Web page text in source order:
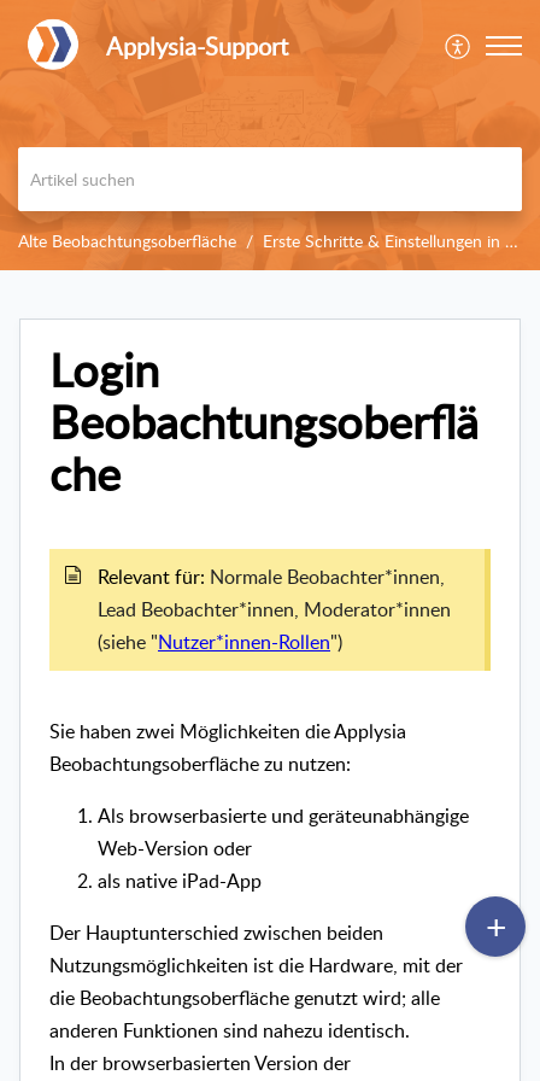
Applysia-Support
Alte Beobachtungsoberfläche Erste Schritte & Einstellungen in der Beobachtungsoberfläche
Login
Beobachtungsoberflä
che
Relevant für: Normale Beobachter*innen,
Lead Beobachter*innen, Moderator*innen
(siehe "Nutzer*innen-Rollen")
Sie haben zwei Möglichkeiten die Applysia
Beobachtungsoberfläche zu nutzen:
Als browserbasierte und geräteunabhängige
Web-Version oder
als native iPad-App
Der Hauptunterschied zwischen beiden
Nutzungsmöglichkeiten ist die Hardware, mit der
die Beobachtungsoberfläche genutzt wird; alle
anderen Funktionen sind nahezu identisch.
In der browserbasierten Version der